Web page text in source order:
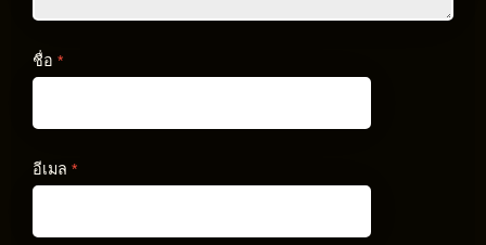
ชื่อ *
อีเมล *